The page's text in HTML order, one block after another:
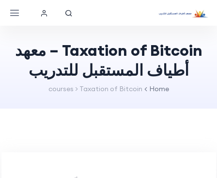
Taxation of Bitcoin – معهد
أطياف المستقبل للتدريب
Home
courses > Taxation of Bitcoin